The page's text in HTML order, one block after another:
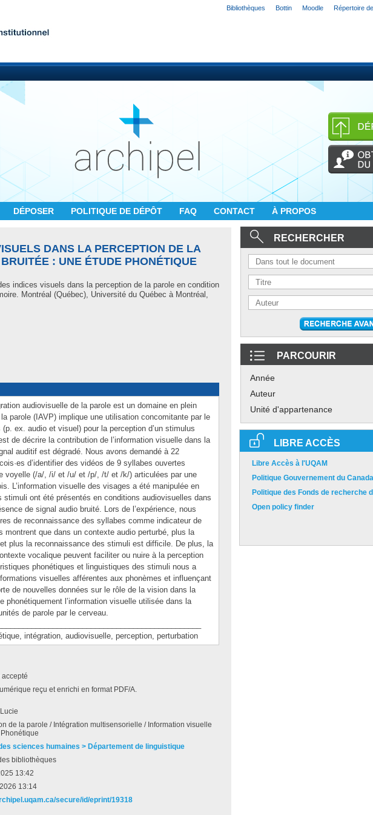
Bibliothèques Bottin Moodle Répertoire
DÉPOSER POLITIQUE DE DÉPÔT FAQ CONTACT À PROPOS
DANS LA PERCEPTION DE LA
: UNE ÉTUDE PHONÉTIQUE
indices visuels dans la perception de la parole en condition
Montréal (Québec), Université du Québec à Montréal,
audiovisuelle de la parole est un domaine en plein
parole (IAVP) implique une utilisation concomitante par le
ex. audio et visuel) pour la perception d’un stimulus
de décrire la contribution de l’information visuelle dans la
auditif est dégradé. Nous avons demandé à 22
d’identifier des vidéos de 9 syllabes ouvertes
voyelle (/a/, /i/ et /u/ et /p/, /t/ et /k/) articulées par une
L’information visuelle des visages a été manipulée en
ont été présentés en conditions audiovisuelles dans
de signal audio bruité. Lors de l’expérience, nous
de reconnaissance des syllabes comme indicateur de
montrent que dans un contexte audio perturbé, plus la
plus la reconnaissance des stimuli est difficile. De plus, la
vocalique peuvent faciliter ou nuire à la perception
phonétiques et linguistiques des stimuli nous a
visuelles afférentes aux phonèmes et influençant
de nouvelles données sur le rôle de la vision dans la
phonétiquement l’information visuelle utilisée dans la
de parole par le cerveau.
intégration, audiovisuelle, perception, perturbation
accepté
reçu et enrichi en format PDF/A.
de la parole / Intégration multisensorielle / Information visuelle
sciences humaines > Département de linguistique
bibliothèques
13:42
13:14
secure/id/eprint/19318
RECHERCHER
PARCOURIR
Année
Auteur
Unité d'appartenance
LIBRE ACCÈS
Libre Accès à l'UQAM
Politique Gouvernement du Canada
Politique des Fonds de recherche
Open policy finder